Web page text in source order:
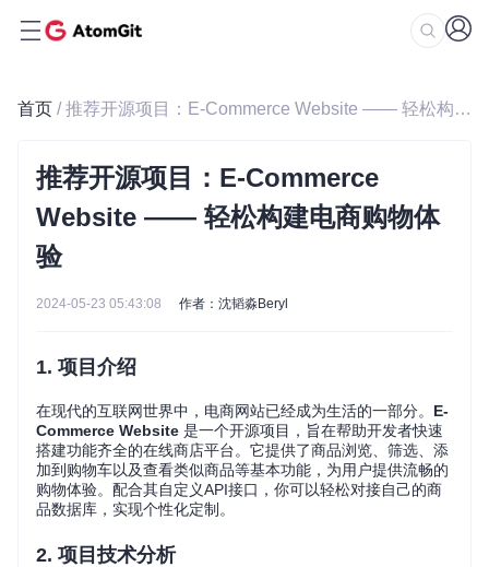
首页 / 推荐开源项目：E-Commerce Website —— 轻松构建电商购物体验
推荐开源项目：E-Commerce
Website —— 轻松构建电商购物体
验
2024-05-23 05:43:08 作者：沈韬淼Beryl
1. 项目介绍
在现代的互联网世界中，电商网站已经成为生活的一部分。 E-
Commerce Website 是一个开源项目，旨在帮助开发者快速
搭建功能齐全的在线商店平台。它提供了商品浏览、筛选、添
加到购物车以及查看类似商品等基本功能，为用户提供流畅的
购物体验。配合其自定义API接口，你可以轻松对接自己的商
品数据库，实现个性化定制。
2. 项目技术分析